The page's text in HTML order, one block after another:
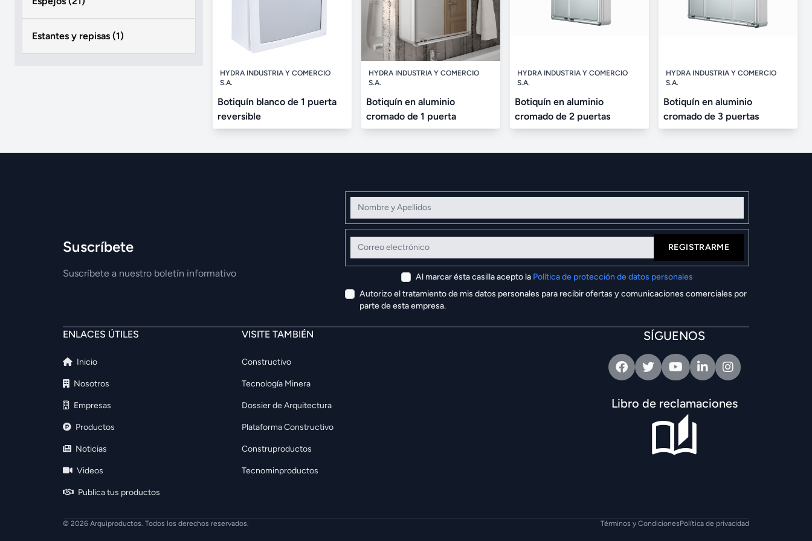
Estantes y repisas (1)
HYDRA INDUSTRIA Y COMERCIO
S.A.
Botiquín blanco de 1 puerta
reversible
HYDRA INDUSTRIA Y COMERCIO
S.A.
Botiquín en aluminio
cromado de 1 puerta
HYDRA INDUSTRIA Y COMERCIO
S.A.
Botiquín en aluminio
cromado de 2 puertas
HYDRA INDUSTRIA Y COMERCIO
S.A.
Botiquín en aluminio
cromado de 3 puertas
Suscríbete
Suscríbete a nuestro boletín informativo
Nombre y Apellidos
Correo electrónico
REGISTRARME
Al marcar ésta casilla acepto la Política de protección de datos personales
Autorizo el tratamiento de mis datos personales para recibir ofertas y comunicaciones comerciales por
parte de esta empresa.
ENLACES ÚTILES
Inicio
Nosotros
Empresas
Productos
Noticias
Videos
Publica tus productos
VISITE TAMBIÉN
Constructivo
Tecnología Minera
Dossier de Arquitectura
Plataforma Constructivo
Construproductos
Tecnominproductos
SÍGUENOS
FacebookTwitterYoutubeLinkedinIntagram
Libro de reclamaciones
© 2026 Arquiproductos. Todos los derechos reservados. Términos y CondicionesPolítica de privacidad